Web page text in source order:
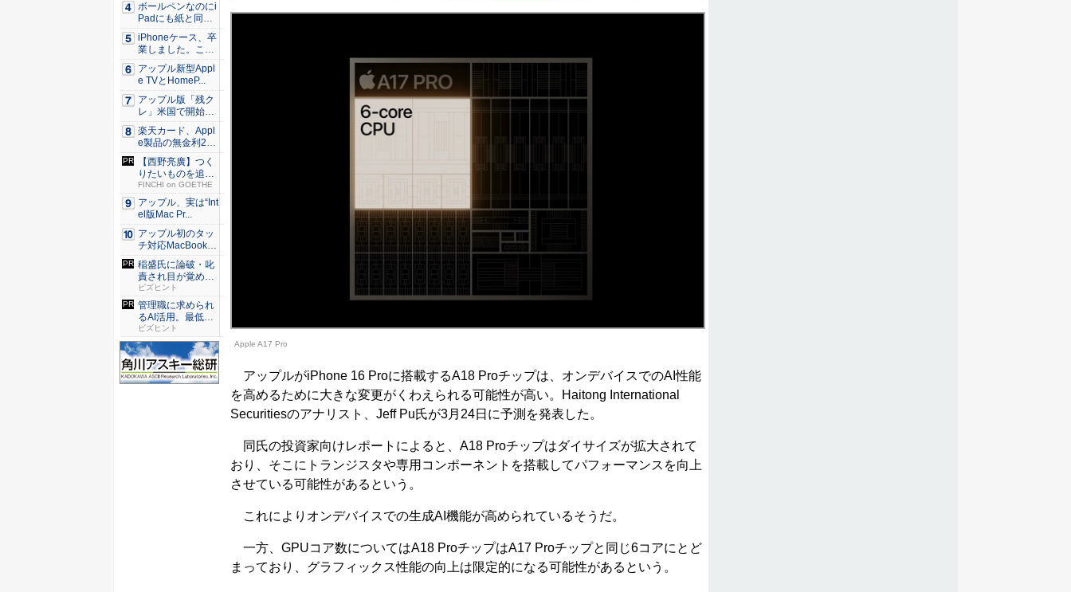
Apple A17 Pro
アップルがiPhone 16 Proに搭載するA18 Proチップは、オンデバイスでのAI性能
を高めるために大きな変更がくわえられる可能性が高い。Haitong International
Securitiesのアナリスト、Jeff Pu氏が3月24日に予測を発表した。
同氏の投資家向けレポートによると、A18 Proチップはダイサイズが拡大されて
おり、そこにトランジスタや専用コンポーネントを搭載してパフォーマンスを向上
させている可能性があるという。
これによりオンデバイスでの生成AI機能が高められているそうだ。
一方、GPUコア数についてはA18 ProチップはA17 Proチップと同じ6コアにとど
まっており、グラフィックス性能の向上は限定的になる可能性があるという。
ボールペンなのにi
Padにも紙と同じ
滑ら...
iPhoneケース、卒
業しました。これ
か...
アップル新型Appl
e TVとHomeP...
アップル版「残ク
レ」米国で開始 i
Pho...
楽天カード、Appl
e製品の無金利24
回...
【西野亮廣】つく
りたいものを追求
できる環...
FINCHI on GOETHE
アップル、実は“Int
el版Mac Pr...
アップル初のタッ
チ対応MacBook、
早...
稲盛氏に論破・叱
責され目が覚め
た。経営者...
ビズヒント
管理職に求められ
るAI活用。最低限
やるべ...
ビズヒント